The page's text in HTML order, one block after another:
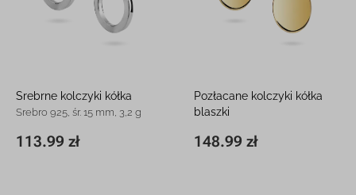
Srebrne kolczyki kółka
Srebro 925, śr. 15 mm, 3,2 g
113.99 zł
∅15 x 0,5 mm
Pozłacane kolczyki kółka
blaszki
148.99 zł
∅18 x 11 mm